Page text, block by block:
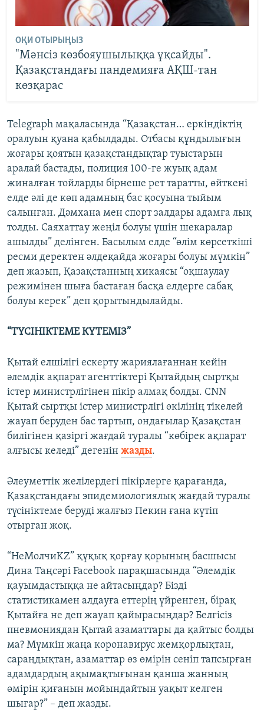
ОҚИ ОТЫРЫҢЫЗ
"Мәнсіз көзбояушылыққа ұқсайды".
Қазақстандағы пандемияға АҚШ-тан
көзқарас
Telegraph мақаласында “Қазақстан… еркіндіктің
оралуын қуана қабылдады. Отбасы құндылығын
жоғары қоятын қазақстандықтар туыстарын
аралай бастады, полиция 100-ге жуық адам
жиналған тойларды бірнеше рет таратты, өйткені
елде әлі де көп адамның бас қосуына тыйым
салынған. Дәмхана мен спорт залдары адамға лық
толды. Саяхаттау жеңіл болуы үшін шекаралар
ашылды” делінген. Басылым елде “өлім көрсеткіші
ресми деректен әлдеқайда жоғары болуы мүмкін”
деп жазып, Қазақстанның хикаясы “оқшаулау
режимінен шыға бастаған басқа елдерге сабақ
болуы керек” деп қорытындылайды.
“ТҮСІНІКТЕМЕ КҮТЕМІЗ”
Қытай елшілігі ескерту жариялағаннан кейін
әлемдік ақпарат агенттіктері Қытайдың сыртқы
істер министрлігінен пікір алмақ болды. CNN
Қытай сыртқы істер министрлігі өкілінің тікелей
жауап беруден бас тартып, ондағылар Қазақстан
билігінен қазіргі жағдай туралы “көбірек ақпарат
алғысы келеді” дегенін жазды.
Әлеуметтік желілердегі пікірлерге қарағанда,
Қазақстандағы эпидемиологиялық жағдай туралы
түсініктеме беруді жалғыз Пекин ғана күтіп
отырған жоқ.
“НеМолчиKZ” құқық қорғау қорының басшысы
Дина Таңсәрі Facebook парақшасында “Әлемдік
қауымдастыққа не айтасыңдар? Бізді
статистикамен алдауға еттерің үйренген, бірақ
Қытайға не деп жауап қайырасыңдар? Белгісіз
пневмониядан Қытай азаматтары да қайтыс болды
ма? Мүмкін жаңа коронавирус жемқорлықтан,
сараңдықтан, азаматтар өз өмірін сеніп тапсырған
адамдардың ақымақтығынан қанша жанның
өмірін қиғанын мойындайтын уақыт келген
шығар?” – деп жазды.